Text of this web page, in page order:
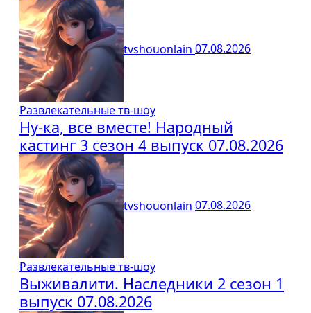
tvshouonlain 07.08.2026
Развлекательные тв-шоу
Ну-ка, все вместе! Народный
кастинг 3 сезон 4 выпуск 07.08.2026
tvshouonlain 07.08.2026
Развлекательные тв-шоу
Выживалити. Наследники 2 сезон 1
выпуск 07.08.2026